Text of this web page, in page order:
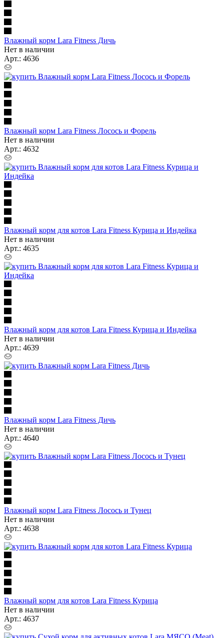
Влажный корм Lara Fitness Дичь
Нет в наличии
Арт.: 4636
Влажный корм Lara Fitness Лосось и Форель
Нет в наличии
Арт.: 4632
Влажный корм для котов Lara Fitness Курица и Индейка
Нет в наличии
Арт.: 4635
Влажный корм для котов Lara Fitness Курица и Индейка
Нет в наличии
Арт.: 4639
Влажный корм Lara Fitness Дичь
Нет в наличии
Арт.: 4640
Влажный корм Lara Fitness Лосось и Тунец
Нет в наличии
Арт.: 4638
Влажный корм для котов Lara Fitness Курица
Нет в наличии
Арт.: 4637